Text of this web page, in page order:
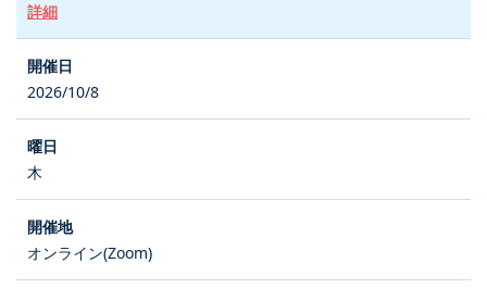
詳細
2026/10/8
木
オンライン(Zoom)